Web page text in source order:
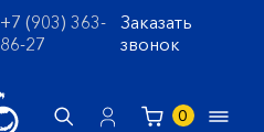
+7 (903) 363-
86-27
Заказать
звонок
0